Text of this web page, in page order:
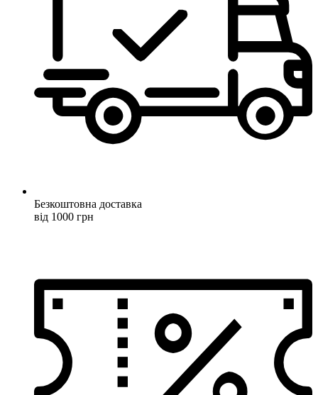
Безкоштовна доставка
від 1000 грн